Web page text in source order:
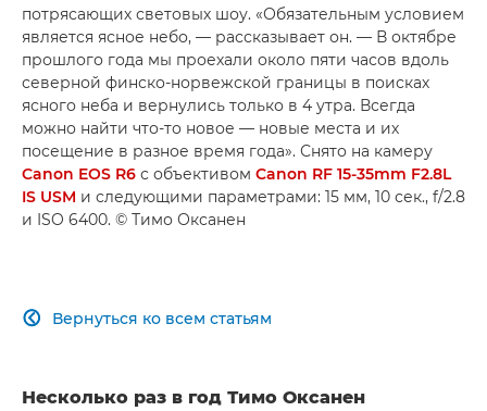
потрясающих световых шоу. «Обязательным условием
является ясное небо, — рассказывает он. — В октябре
прошлого года мы проехали около пяти часов вдоль
северной финско-норвежской границы в поисках
ясного неба и вернулись только в 4 утра. Всегда
можно найти что-то новое — новые места и их
посещение в разное время года». Снято на камеру
Canon EOS R6 с объективом Canon RF 15-35mm F2.8L
IS USM и следующими параметрами: 15 мм, 10 сек., f/2.8
и ISO 6400. © Тимо Оксанен
Вернуться ко всем статьям

Несколько раз в год Тимо Оксанен